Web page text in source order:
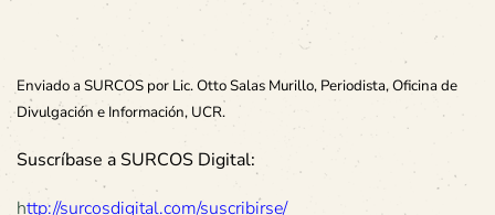
Enviado a SURCOS por Lic. Otto Salas Murillo, Periodista, Oficina de
Divulgación e Información, UCR.
Suscríbase a SURCOS Digital:
http://surcosdigital.com/suscribirse/